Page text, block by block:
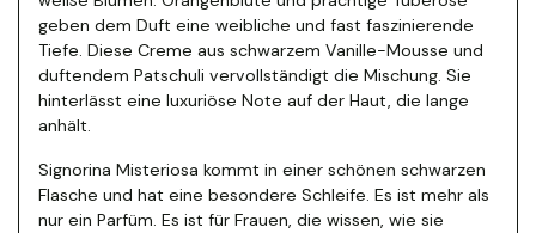
geben dem Duft eine weibliche und fast faszinierende
Tiefe. Diese Creme aus schwarzem Vanille-Mousse und
duftendem Patschuli vervollständigt die Mischung. Sie
hinterlässt eine luxuriöse Note auf der Haut, die lange
anhält.
Signorina Misteriosa kommt in einer schönen schwarzen
Flasche und hat eine besondere Schleife. Es ist mehr als
nur ein Parfüm. Es ist für Frauen, die wissen, wie sie